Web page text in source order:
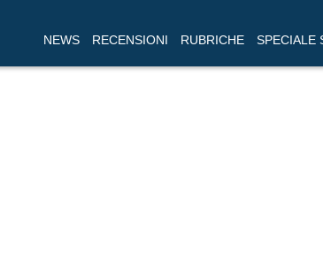
NEWS RECENSIONI RUBRICHE SPECIALE